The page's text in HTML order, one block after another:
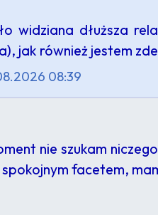
dłuższa
jak również jestem
08:39
nie szukam
facetem,